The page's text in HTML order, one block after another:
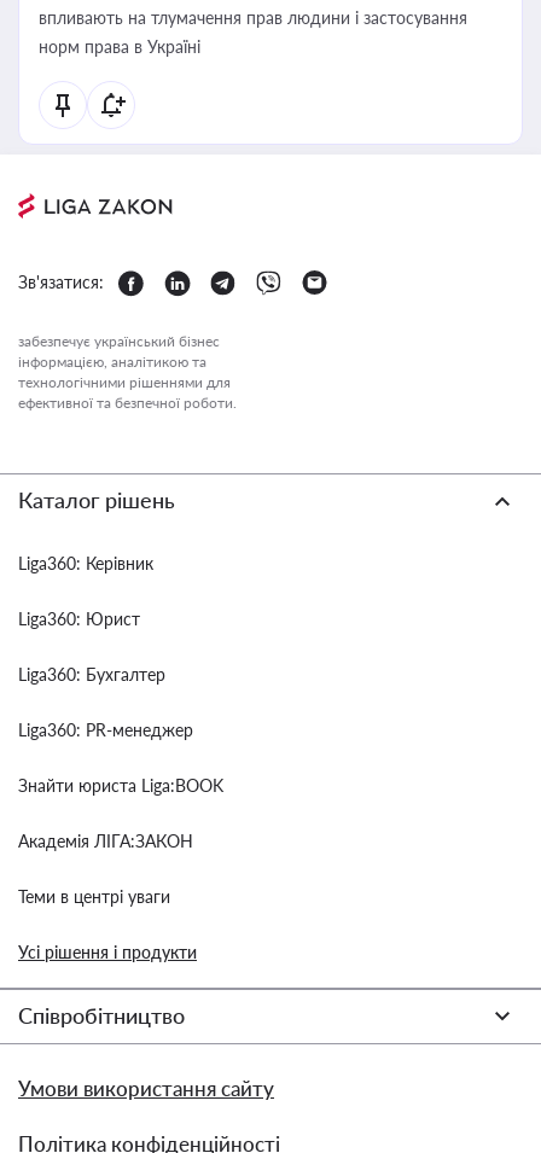
впливають на тлумачення прав людини і застосування
норм права в Україні
Зв'язатися:
забезпечує український бізнес
інформацією, аналітикою та
технологічними рішеннями для
ефективної та безпечної роботи.
Каталог рішень
Liga360: Керівник
Liga360: Юрист
Liga360: Бухгалтер
Liga360: PR-менеджер
Знайти юриста Liga:BOOK
Академія ЛІГА:ЗАКОН
Теми в центрі уваги
Усі рішення і продукти
Співробітництво
Умови використання сайту
Політика конфіденційності